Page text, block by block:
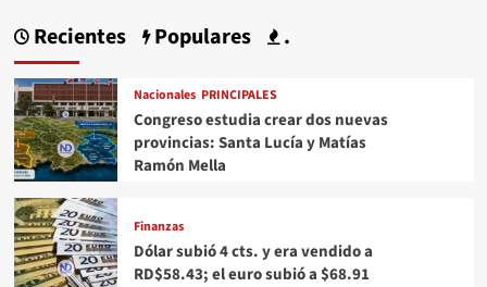
Recientes Populares .
Nacionales PRINCIPALES
Congreso estudia crear dos nuevas
provincias: Santa Lucía y Matías
Ramón Mella
Finanzas
Dólar subió 4 cts. y era vendido a
RD$58.43; el euro subió a $68.91